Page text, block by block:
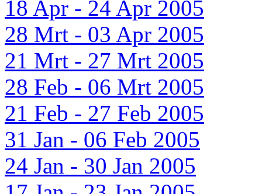
18 Apr - 24 Apr 2005
28 Mrt - 03 Apr 2005
21 Mrt - 27 Mrt 2005
28 Feb - 06 Mrt 2005
21 Feb - 27 Feb 2005
31 Jan - 06 Feb 2005
24 Jan - 30 Jan 2005